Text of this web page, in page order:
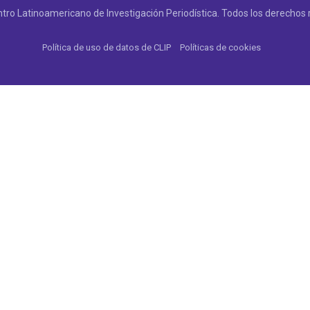
Latinoamericano de Investigación Periodística. Todos los derechos
Política de uso de datos de CLIP Políticas de cookies